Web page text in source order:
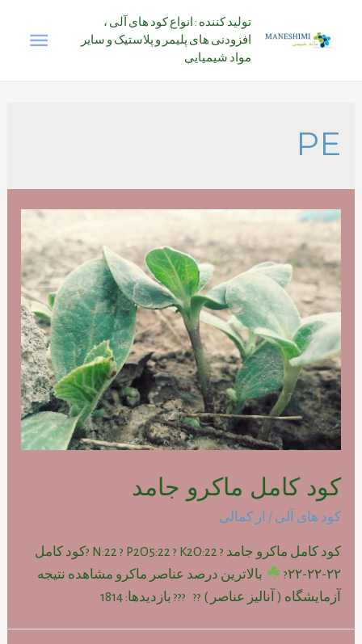
تولید کننده : انواع کود های آلی ،
افزودنی های پلیمر و پلاستیک و سایر
مواد شیمیایی
PE
کود کامل ماکرو جامد
کود های آلی / از کمالی
کود کامل ماکرو جامد ? N:22 ? P2O5:22 ? K2O:22 ?کود کامل
۲۲-۲۲-۲۲?
بالاترین درصد عناصر ماکرو مشاهده نتیجه
آزمایشگاه ( آنالیز عناصر ) ?? ??? بازدیدها: 1814